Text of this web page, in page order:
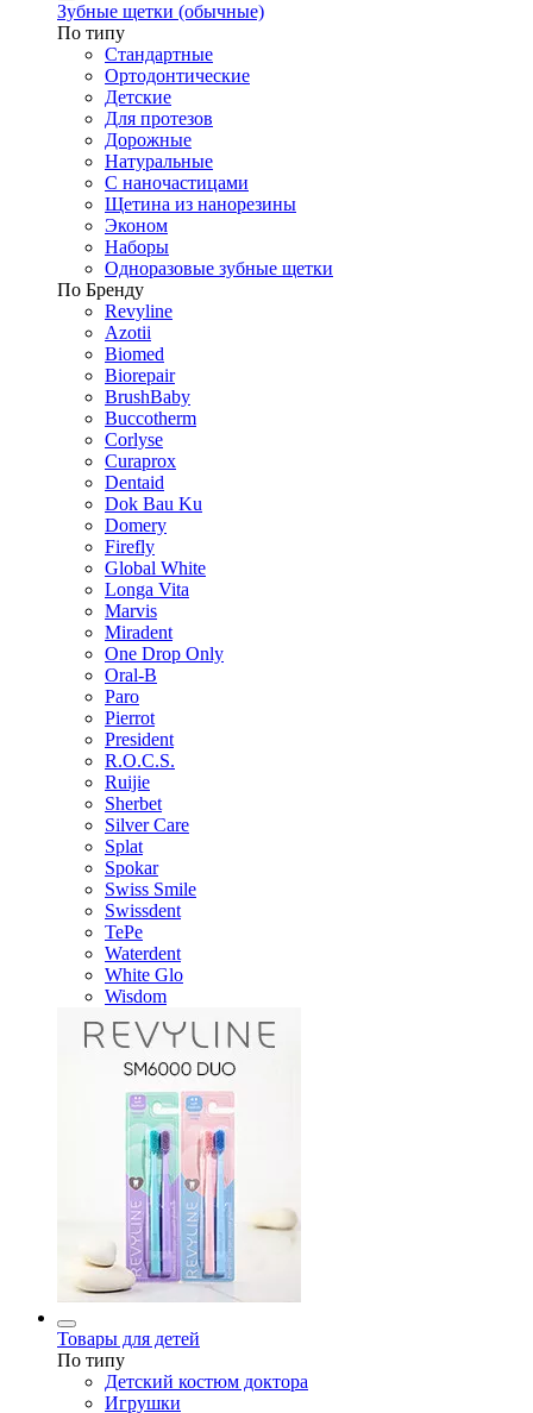
Зубные щетки (обычные)
По типу
Стандартные
Ортодонтические
Детские
Для протезов
Дорожные
Натуральные
С наночастицами
Щетина из нанорезины
Эконом
Наборы
Одноразовые зубные щетки
По Бренду
Revyline
Azotii
Biomed
Biorepair
BrushBaby
Buccotherm
Corlyse
Curaprox
Dentaid
Dok Bau Ku
Domery
Firefly
Global White
Longa Vita
Marvis
Miradent
One Drop Only
Oral-B
Paro
Pierrot
President
R.O.C.S.
Ruijie
Sherbet
Silver Care
Splat
Spokar
Swiss Smile
Swissdent
TePe
Waterdent
White Glo
Wisdom
Товары для детей
По типу
Детский костюм доктора
Игрушки